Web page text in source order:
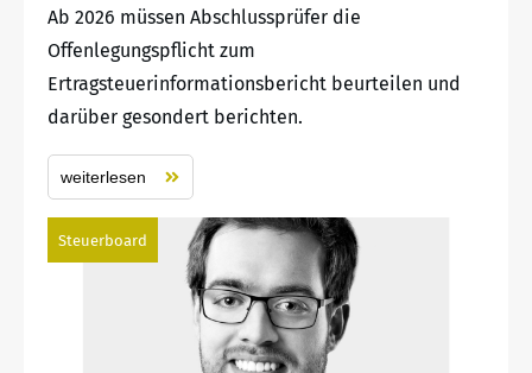
Ab 2026 müssen Abschlussprüfer die
Offenlegungspflicht zum
Ertragsteuerinformationsbericht beurteilen und
darüber gesondert berichten.
weiterlesen
Steuerboard